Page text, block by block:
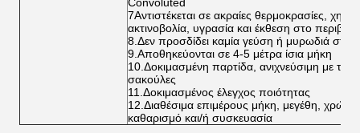
7Αντιστέκεται σε ακραίες θερμοκρασίες,
ακτινοβολία, υγρασία και έκθεση στο
8.Δεν προσδίδει καμία γεύση ή μυρωδιά στα
9.Αποθηκεύονται σε 4-5 μέτρα ίσια μήκη
10.Δοκιμασμένη παρτίδα, ανιχνεύσιμη με
σακούλες
11.Δοκιμασμένος έλεγχος ποιότητας
12.Διαθέσιμα επιμέρους μήκη, μεγέθη,
καθαρισμό και/ή συσκευασία